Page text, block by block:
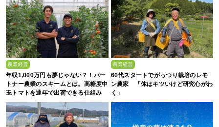
農業経営
年収1,000万円も夢じゃない？！パー
トナー農業のスキームとは。高糖度中
玉トマトを通年で出荷できる仕組み
農業経営
60代スタートでがっつり栽培のレモ
ン農家 「体はキツいけど研究心がわ
く」